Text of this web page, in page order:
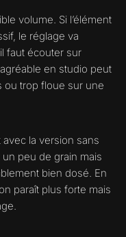
volume. Si l’élément
le réglage va
faut écouter sur
en studio peut
ou trop floue sur une
la version sans
peu de grain mais
bien dosé. En
paraît plus forte mais